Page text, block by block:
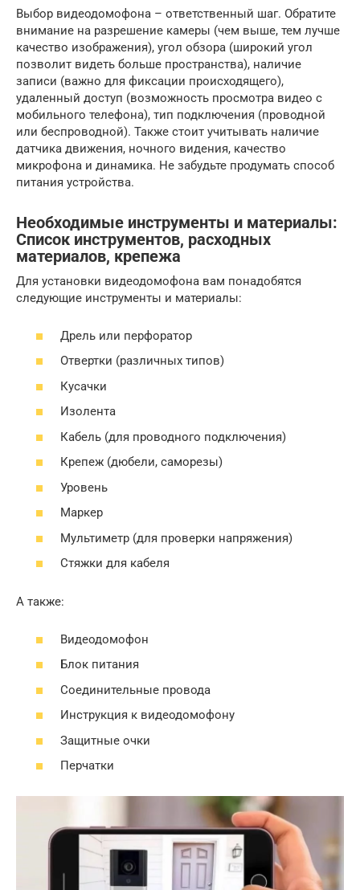
Выбор видеодомофона – ответственный шаг. Обратите
внимание на разрешение камеры (чем выше, тем лучше
качество изображения), угол обзора (широкий угол
позволит видеть больше пространства), наличие
записи (важно для фиксации происходящего),
удаленный доступ (возможность просмотра видео с
мобильного телефона), тип подключения (проводной
или беспроводной). Также стоит учитывать наличие
датчика движения, ночного видения, качество
микрофона и динамика. Не забудьте продумать способ
питания устройства.
Необходимые инструменты и материалы:
Список инструментов, расходных
материалов, крепежа
Для установки видеодомофона вам понадобятся
следующие инструменты и материалы:
Дрель или перфоратор
Отвертки (различных типов)
Кусачки
Изолента
Кабель (для проводного подключения)
Крепеж (дюбели, саморезы)
Уровень
Маркер
Мультиметр (для проверки напряжения)
Стяжки для кабеля
А также:
Видеодомофон
Блок питания
Соединительные провода
Инструкция к видеодомофону
Защитные очки
Перчатки